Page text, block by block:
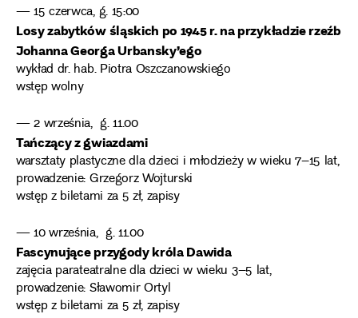
— 15 czerwca, g. 15:00
Losy zabytków śląskich po 1945 r. na przykładzie rzeźb
Johanna Georga Urbansky’ego
wykład dr. hab. Piotra Oszczanowskiego
wstęp wolny
— 2 września, g. 11.00
Tańczący z gwiazdami
warsztaty plastyczne dla dzieci i młodzieży w wieku 7–15 lat,
prowadzenie: Grzegorz Wojturski
wstęp z biletami za 5 zł, zapisy
— 10 września, g. 11.00
Fascynujące przygody króla Dawida
zajęcia parateatralne dla dzieci w wieku 3–5 lat,
prowadzenie: Sławomir Ortyl
wstęp z biletami za 5 zł, zapisy